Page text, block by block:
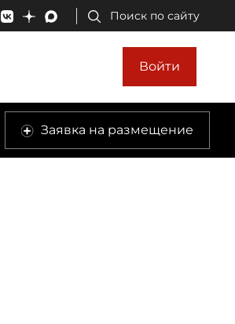
Поиск по сайту
Войти
Заявка на размещение